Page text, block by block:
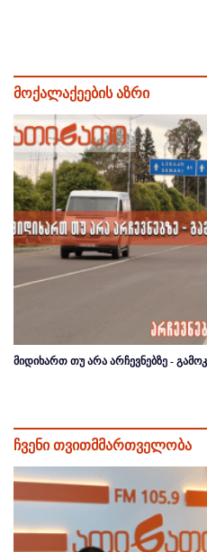
მოქალაქეების აზრი
მიდიხართ თუ არა არჩევნებზე -
ჩვენი თვითმმართველობა